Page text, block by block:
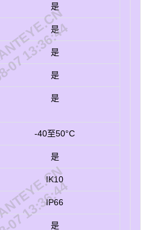
是
是
是
是
是
-40至50°C
是
IK10
IP66
是
13:36:44